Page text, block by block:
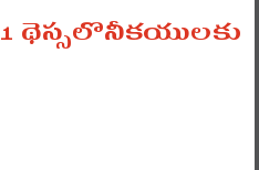
1 థెస్సలొనీకయులకు